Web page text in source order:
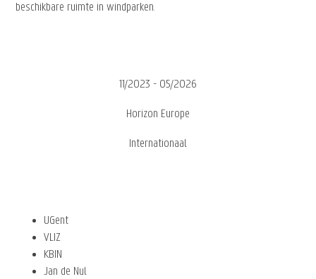
beschikbare ruimte in windparken.
11/2023 - 05/2026
Horizon Europe
Internationaal
UGent
VLIZ
KBIN
Jan de Nul